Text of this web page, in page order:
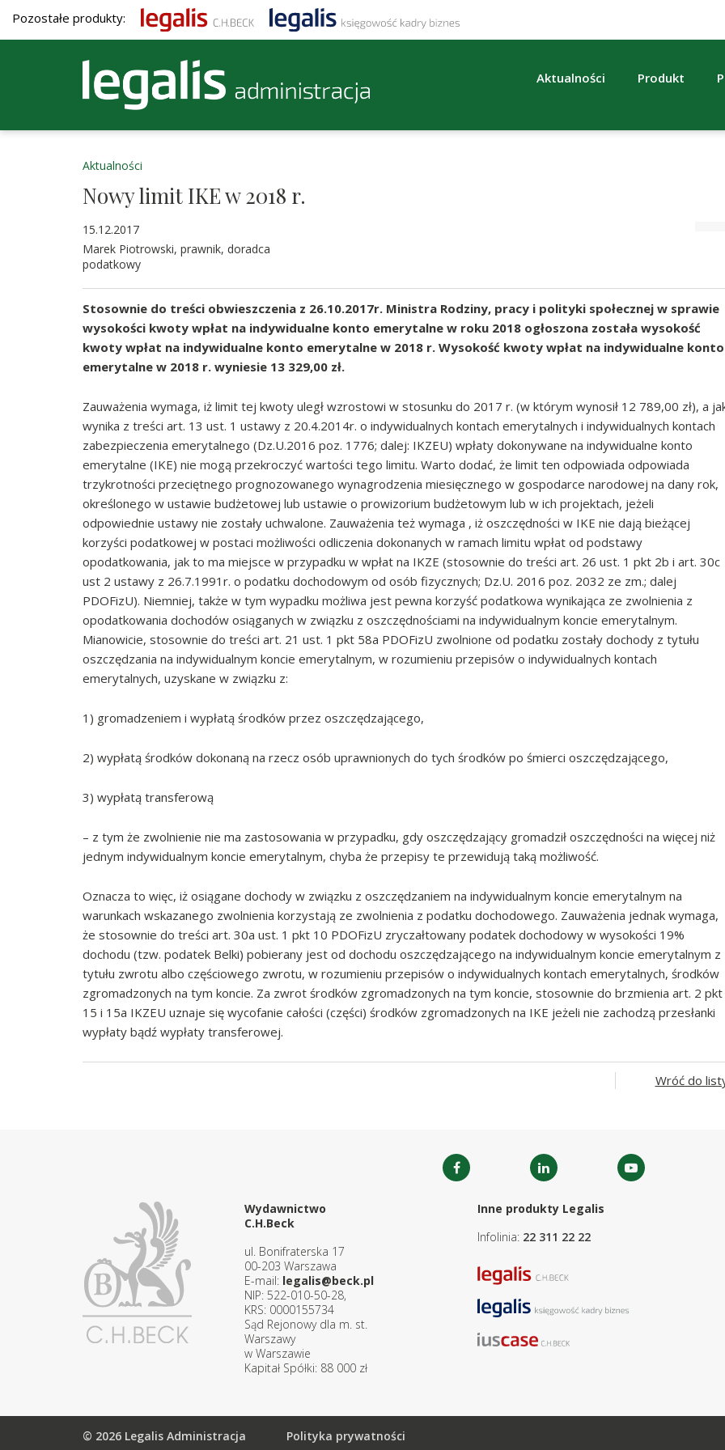
Pozostałe produkty:
Aktualności Produkt
Aktualności
Nowy limit IKE w 2018 r.
15.12.2017
Marek Piotrowski, prawnik, doradca
podatkowy
Stosownie do treści obwieszczenia z 26.10.2017r. Ministra Rodziny, pracy i polityki społecznej w sprawie
wysokości kwoty wpłat na indywidualne konto emerytalne w roku 2018 ogłoszona została wysokość
kwoty wpłat na indywidualne konto emerytalne w 2018 r. Wysokość kwoty wpłat na indywidualne konto
emerytalne w 2018 r. wyniesie 13 329,00 zł.
Zauważenia wymaga, iż limit tej kwoty uległ wzrostowi w stosunku do 2017 r. (w którym wynosił 12 789,00 zł), a
wynika z treści art. 13 ust. 1 ustawy z 20.4.2014r. o indywidualnych kontach emerytalnych i indywidualnych kontach
zabezpieczenia emerytalnego (Dz.U.2016 poz. 1776; dalej: IKZEU) wpłaty dokonywane na indywidualne konto
emerytalne (IKE) nie mogą przekroczyć wartości tego limitu. Warto dodać, że limit ten odpowiada odpowiada
trzykrotności przeciętnego prognozowanego wynagrodzenia miesięcznego w gospodarce narodowej na dany rok,
określonego w ustawie budżetowej lub ustawie o prowizorium budżetowym lub w ich projektach, jeżeli
odpowiednie ustawy nie zostały uchwalone. Zauważenia też wymaga , iż oszczędności w IKE nie dają bieżącej
korzyści podatkowej w postaci możliwości odliczenia dokonanych w ramach limitu wpłat od podstawy
opodatkowania, jak to ma miejsce w przypadku w wpłat na IKZE (stosownie do treści art. 26 ust. 1 pkt 2b i art. 30c
ust 2 ustawy z 26.7.1991r. o podatku dochodowym od osób fizycznych; Dz.U. 2016 poz. 2032 ze zm.; dalej
PDOFizU). Niemniej, także w tym wypadku możliwa jest pewna korzyść podatkowa wynikająca ze zwolnienia z
opodatkowania dochodów osiąganych w związku z oszczędnościami na indywidualnym koncie emerytalnym.
Mianowicie, stosownie do treści art. 21 ust. 1 pkt 58a PDOFizU zwolnione od podatku zostały dochody z tytułu
oszczędzania na indywidualnym koncie emerytalnym, w rozumieniu przepisów o indywidualnych kontach
emerytalnych, uzyskane w związku z:
1) gromadzeniem i wypłatą środków przez oszczędzającego,
2) wypłatą środków dokonaną na rzecz osób uprawnionych do tych środków po śmierci oszczędzającego,
3) wypłatą transferową
– z tym że zwolnienie nie ma zastosowania w przypadku, gdy oszczędzający gromadził oszczędności na więcej niż
jednym indywidualnym koncie emerytalnym, chyba że przepisy te przewidują taką możliwość.
Oznacza to więc, iż osiągane dochody w związku z oszczędzaniem na indywidualnym koncie emerytalnym na
warunkach wskazanego zwolnienia korzystają ze zwolnienia z podatku dochodowego. Zauważenia jednak wymaga,
że stosownie do treści art. 30a ust. 1 pkt 10 PDOFizU zryczałtowany podatek dochodowy w wysokości 19%
dochodu (tzw. podatek Belki) pobierany jest od dochodu oszczędzającego na indywidualnym koncie emerytalnym z
tytułu zwrotu albo częściowego zwrotu, w rozumieniu przepisów o indywidualnych kontach emerytalnych, środków
zgromadzonych na tym koncie. Za zwrot środków zgromadzonych na tym koncie, stosownie do brzmienia art. 2 pkt
15 i 15a IKZEU uznaje się wycofanie całości (części) środków zgromadzonych na IKE jeżeli nie zachodzą przesłanki
wypłaty bądź wypłaty transferowej.
Wróć do
Wydawnictwo
C.H.Beck
ul. Bonifraterska 17
00-203 Warszawa
E-mail: legalis@beck.pl
NIP: 522-010-50-28,
KRS: 0000155734
Sąd Rejonowy dla m. st.
Warszawy
w Warszawie
Kapitał Spółki: 88 000 zł
Inne produkty Legalis
Infolinia: 22 311 22 22
© 2026 Legalis Administracja Polityka prywatności